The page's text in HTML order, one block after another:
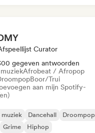
Curator
gegeven antwoorden
Afrobeat / Afropop
Boor/Trui
aan mijn Spotify-
Dancehall
Droompop
Grime
Hiphop